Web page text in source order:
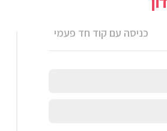
כניסה עם קוד חד פעמי